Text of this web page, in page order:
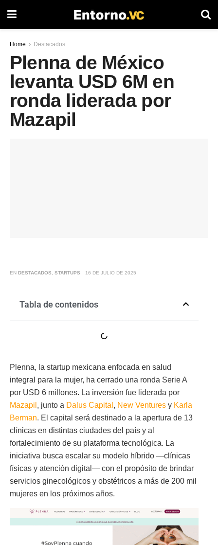
Home Destacados
Plenna de México
levanta USD 6M en
ronda liderada por
Mazapil
EN DESTACADOS STARTUPS 16 DE JULIO DE 2025
Tabla de contenidos
Plenna, la startup mexicana enfocada en salud
integral para la mujer, ha cerrado una ronda Serie A
por USD 6 millones. La inversión fue liderada por
Mazapil , junto a Dalus Capital , New Ventures y Karla
Berman. El capital será destinado a la apertura de 13
clínicas en distintas ciudades del país y al
fortalecimiento de su plataforma tecnológica. La
iniciativa busca escalar su modelo híbrido —clínicas
físicas y atención digital— con el propósito de brindar
servicios ginecológicos y obstétricos a más de 200 mil
mujeres en los próximos años.